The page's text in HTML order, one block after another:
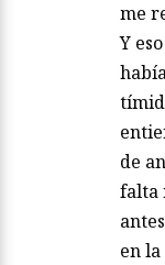
me
Y
de
falta
en